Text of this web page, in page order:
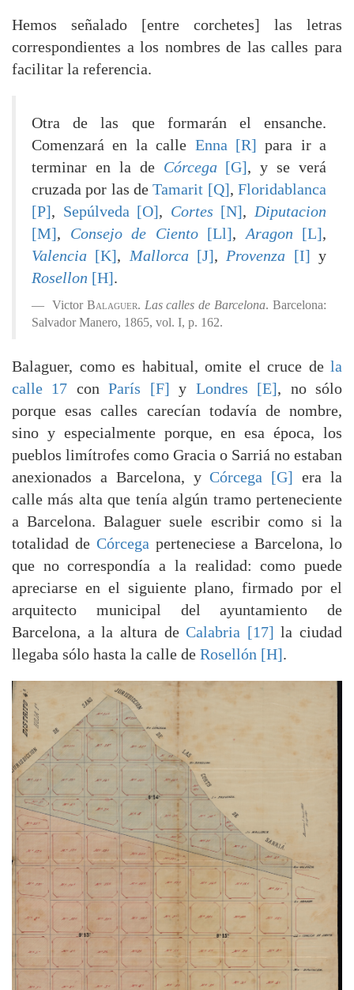
Hemos señalado [entre corchetes] las letras
correspondientes a los nombres de las calles para
facilitar la referencia.
Otra de las que formarán el ensanche.
Comenzará en la calle Enna [R] para ir a
terminar en la de Córcega[G], y se verá
cruzada por las deTamarit [Q],Floridablanca
[P], Sepúlveda [O], Cortes [N],Diputacion
[M], Consejo de Ciento[Ll],Aragon [L],
Valencia [K], Mallorca[J],Provenza [I] y
Rosellon [H].
Victor Balaguer. Las calles de Barcelona. Barcelona:
Salvador Manero, 1865, vol. I, p. 162.
Balaguer, como es habitual, omite el cruce de la
calle 17 conParís [F] y Londres [E], no sólo
porque esas calles carecían todavía de nombre,
sino y especialmente porque, en esa época, los
pueblos limítrofes como Gracia o Sarriá no estaban
anexionados a Barcelona, yCórcega [G] era la
calle más alta que tenía algún tramo perteneciente
a Barcelona. Balaguer suele escribir como si la
totalidad de Córcegaperteneciese a Barcelona, lo
que no correspondía a la realidad: como puede
apreciarse en el siguiente plano, firmado por el
arquitecto municipal del ayuntamiento de
Barcelona, a la altura deCalabria [17] la ciudad
llegaba sólo hasta la calle de Rosellón [H].